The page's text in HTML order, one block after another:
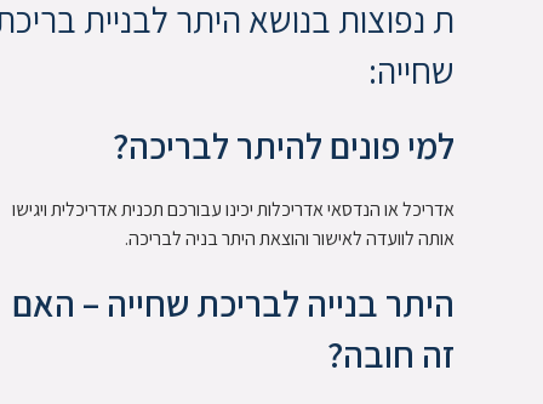
ת נפוצות בנושא היתר לבניית
שחייה:
למי פונים להיתר לבריכה?
אדריכל או הנדסאי אדריכלות יכינו עבורכם תכנית אדריכלית ויגישו
אותה לוועדה לאישור והוצאת היתר בניה לבריכה.
היתר בנייה לבריכת שחייה – האם
זה חובה?